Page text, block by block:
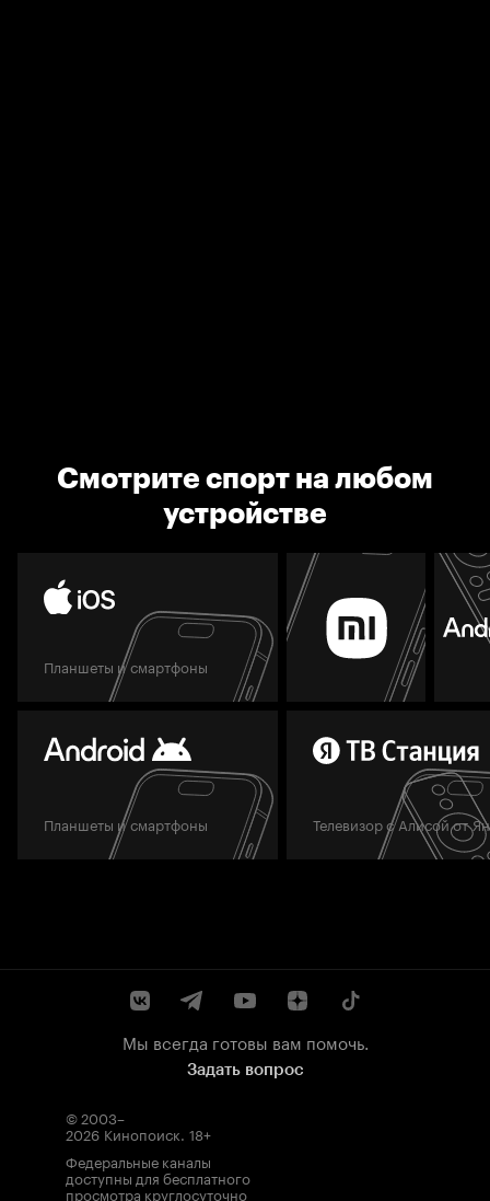
Смотрите спорт на любом
устройстве
Планшеты и смартфоны
Планшеты и смартфоны Телевизор с Алисой от
Мы всегда готовы вам помочь.
Задать вопрос
© 2003–
2026 Кинопоиск. 18+
Федеральные каналы
доступны для бесплатного
просмотра круглосуточно